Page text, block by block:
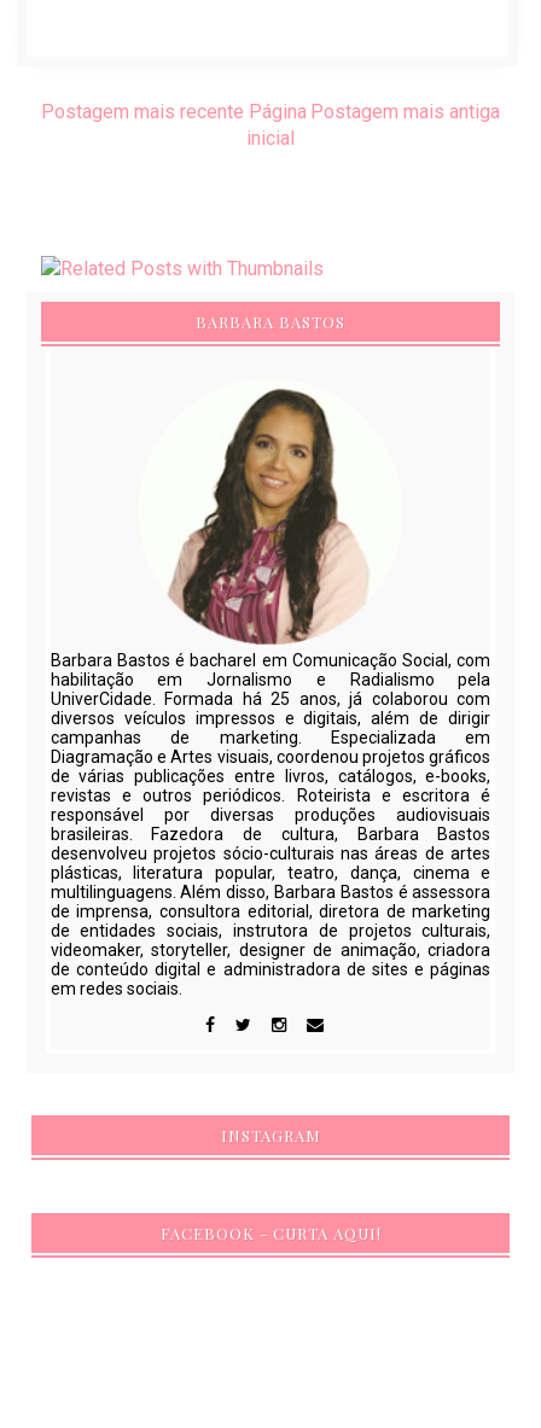
Postagem mais recente Postagem mais antiga
Página
inicial
BARBARA BASTOS
Barbara Bastos é bacharel em Comunicação Social, com
habilitação em Jornalismo e Radialismo pela
UniverCidade. Formada há 25 anos, já colaborou com
diversos veículos impressos e digitais, além de dirigir
campanhas de marketing. Especializada em
Diagramação e Artes visuais, coordenou projetos gráficos
de várias publicações entre livros, catálogos, e-books,
revistas e outros periódicos. Roteirista e escritora é
responsável por diversas produções audiovisuais
brasileiras. Fazedora de cultura, Barbara Bastos
desenvolveu projetos sócio-culturais nas áreas de artes
plásticas, literatura popular, teatro, dança, cinema e
multilinguagens. Além disso, Barbara Bastos é assessora
de imprensa, consultora editorial, diretora de marketing
de entidades sociais, instrutora de projetos culturais,
videomaker, storyteller, designer de animação, criadora
de conteúdo digital e administradora de sites e páginas
em redes sociais.
INSTAGRAM
FACEBOOK - CURTA AQUI!